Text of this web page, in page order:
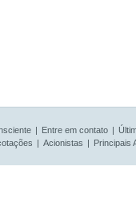
| Entre em contato |
| Acionistas | Principais